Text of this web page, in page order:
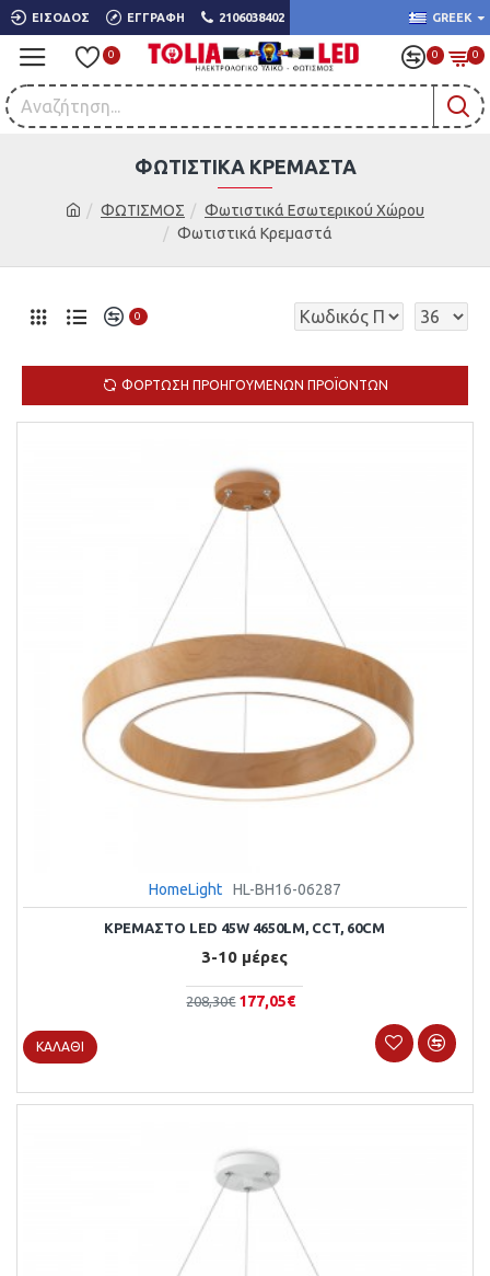
ΕΊΣΟΔΟΣ ΕΓΓΡΑΦΉ 2106038402 GREEK
0 0 0
ΦΩΤΙΣΜΟΣ
Φωτιστικά Εσωτερικού Χώρου
Φωτιστικά Κρεμαστά
ΦΩΤΙΣΤΙΚΆ ΚΡΕΜΑΣΤΆ
0
ΦΌΡΤΩΣΗ ΠΡΟΗΓΟΎΜΕΝΩΝ ΠΡΟΪΌΝΤΩΝ
HomeLight HL-BH16-06287
ΚΡΕΜΑΣΤΌ LED 45W 4650LM, CCT, 60CM
3-10 μέρες
208,30€ 177,05€
ΚΑΛΆΘΙ